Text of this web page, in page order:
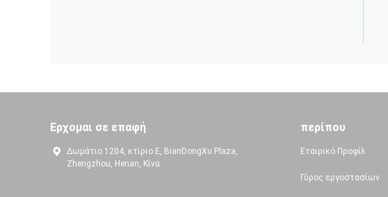
Ερχομαι σε επαφή
Δωμάτιο 1204, κτίριο Ε, BianDongXu Plaza,
Zhengzhou, Henan, Κίνα
περίπου
Εταιρικό Προφίλ
Γύρος εργοστασίων